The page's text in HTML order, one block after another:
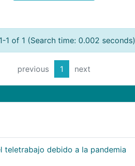
1 of 1 (Search time: 0.002
previous 1 next
teletrabajo debido a la pandemia